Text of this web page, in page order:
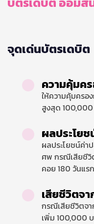
จุดเด่นบัตรเดบิต
ความคุ้มค
ให้ความคุ้มครอ
สูงสุด
ผลประโยช
ผลประโยชน์ค่า
ศพ กรณีเสียชีวิ
คอย 180 วันแ
เสียชีวิตจ
กรณีเสียชีวิตจ
เพิ่ม 100,000